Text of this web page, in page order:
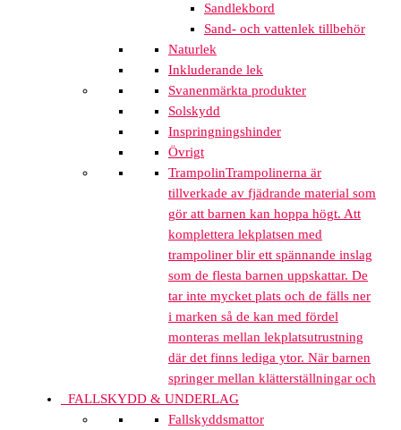
Sandlekbord
Sand- och vattenlek tillbehör
Naturlek
Inkluderande lek
Svanenmärkta produkter
Solskydd
Inspringningshinder
Övrigt
TrampolinTrampolinerna är
tillverkade av fjädrande material som
gör att barnen kan hoppa högt. Att
komplettera lekplatsen med
trampoliner blir ett spännande inslag
som de flesta barnen uppskattar. De
tar inte mycket plats och de fälls ner
i marken så de kan med fördel
monteras mellan lekplatsutrustning
där det finns lediga ytor. När barnen
springer mellan klätterställningar och
FALLSKYDD & UNDERLAG
Fallskyddsmattor